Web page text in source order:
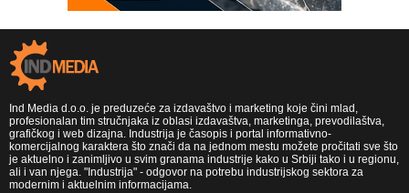
Ind Media d.o.o. je preduzeće za izdavaštvo i marketing koje čini mlad,
profesionalan tim stručnjaka iz oblasi izdavaštva, marketinga, prevodilaštva,
grafičkog i web dizajna. Industrija je časopis i portal informativno-
komercijalnog karaktera što znači da na jednom mestu možete pročitati sve što
je aktuelno i zanimljivo u svim granama industrije kako u Srbiji tako i u regionu,
ali i van njega. "Industrija" - odgovor na potrebu industrijskog sektora za
modernim i aktuelnim informacijama.